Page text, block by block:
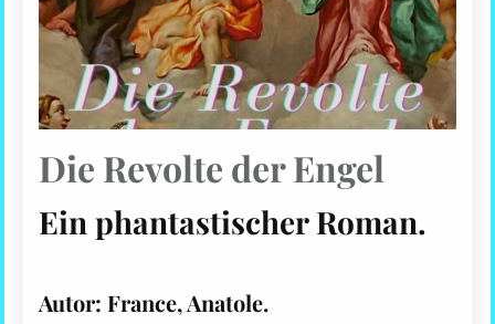
Die Revolte der Engel
Ein phantastischer Roman.
Autor: France, Anatole.